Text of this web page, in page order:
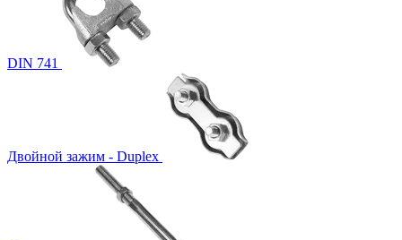
DIN 741
Двойной зажим - Duplex